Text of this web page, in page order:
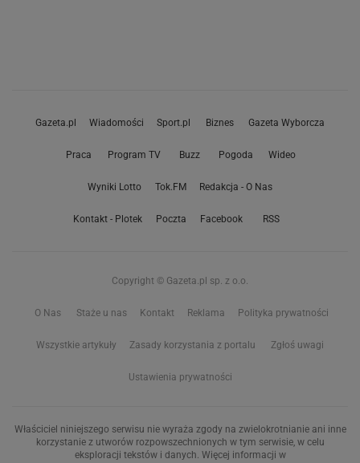
Gazeta.pl Wiadomości Sport.pl Biznes Gazeta Wyborcza
Praca Program TV Buzz Pogoda Wideo
Wyniki Lotto Tok.FM Redakcja - O Nas
Kontakt - Plotek Poczta Facebook RSS
Copyright © Gazeta.pl sp. z o.o.
O Nas Staże u nas Kontakt Reklama Polityka prywatności
Wszystkie artykuły Zasady korzystania z portalu Zgłoś uwagi
Ustawienia prywatności
Właściciel niniejszego serwisu nie wyraża zgody na zwielokrotnianie ani inne
korzystanie z utworów rozpowszechnionych w tym serwisie, w celu
eksploracji tekstów i danych. Więcej informacji w